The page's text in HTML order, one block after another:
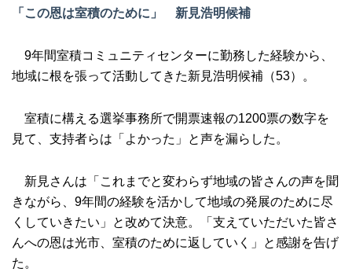
「この恩は室積のために」 新見浩明候補
9年間室積コミュニティセンターに勤務した経験から、
地域に根を張って活動してきた新見浩明候補（53）。
室積に構える選挙事務所で開票速報の1200票の数字を
見て、支持者らは「よかった」と声を漏らした。
新見さんは「これまでと変わらず地域の皆さんの声を聞
きながら、9年間の経験を活かして地域の発展のために尽
くしていきたい」と改めて決意。「支えていただいた皆さ
んへの恩は光市、室積のために返していく」と感謝を告げ
た。